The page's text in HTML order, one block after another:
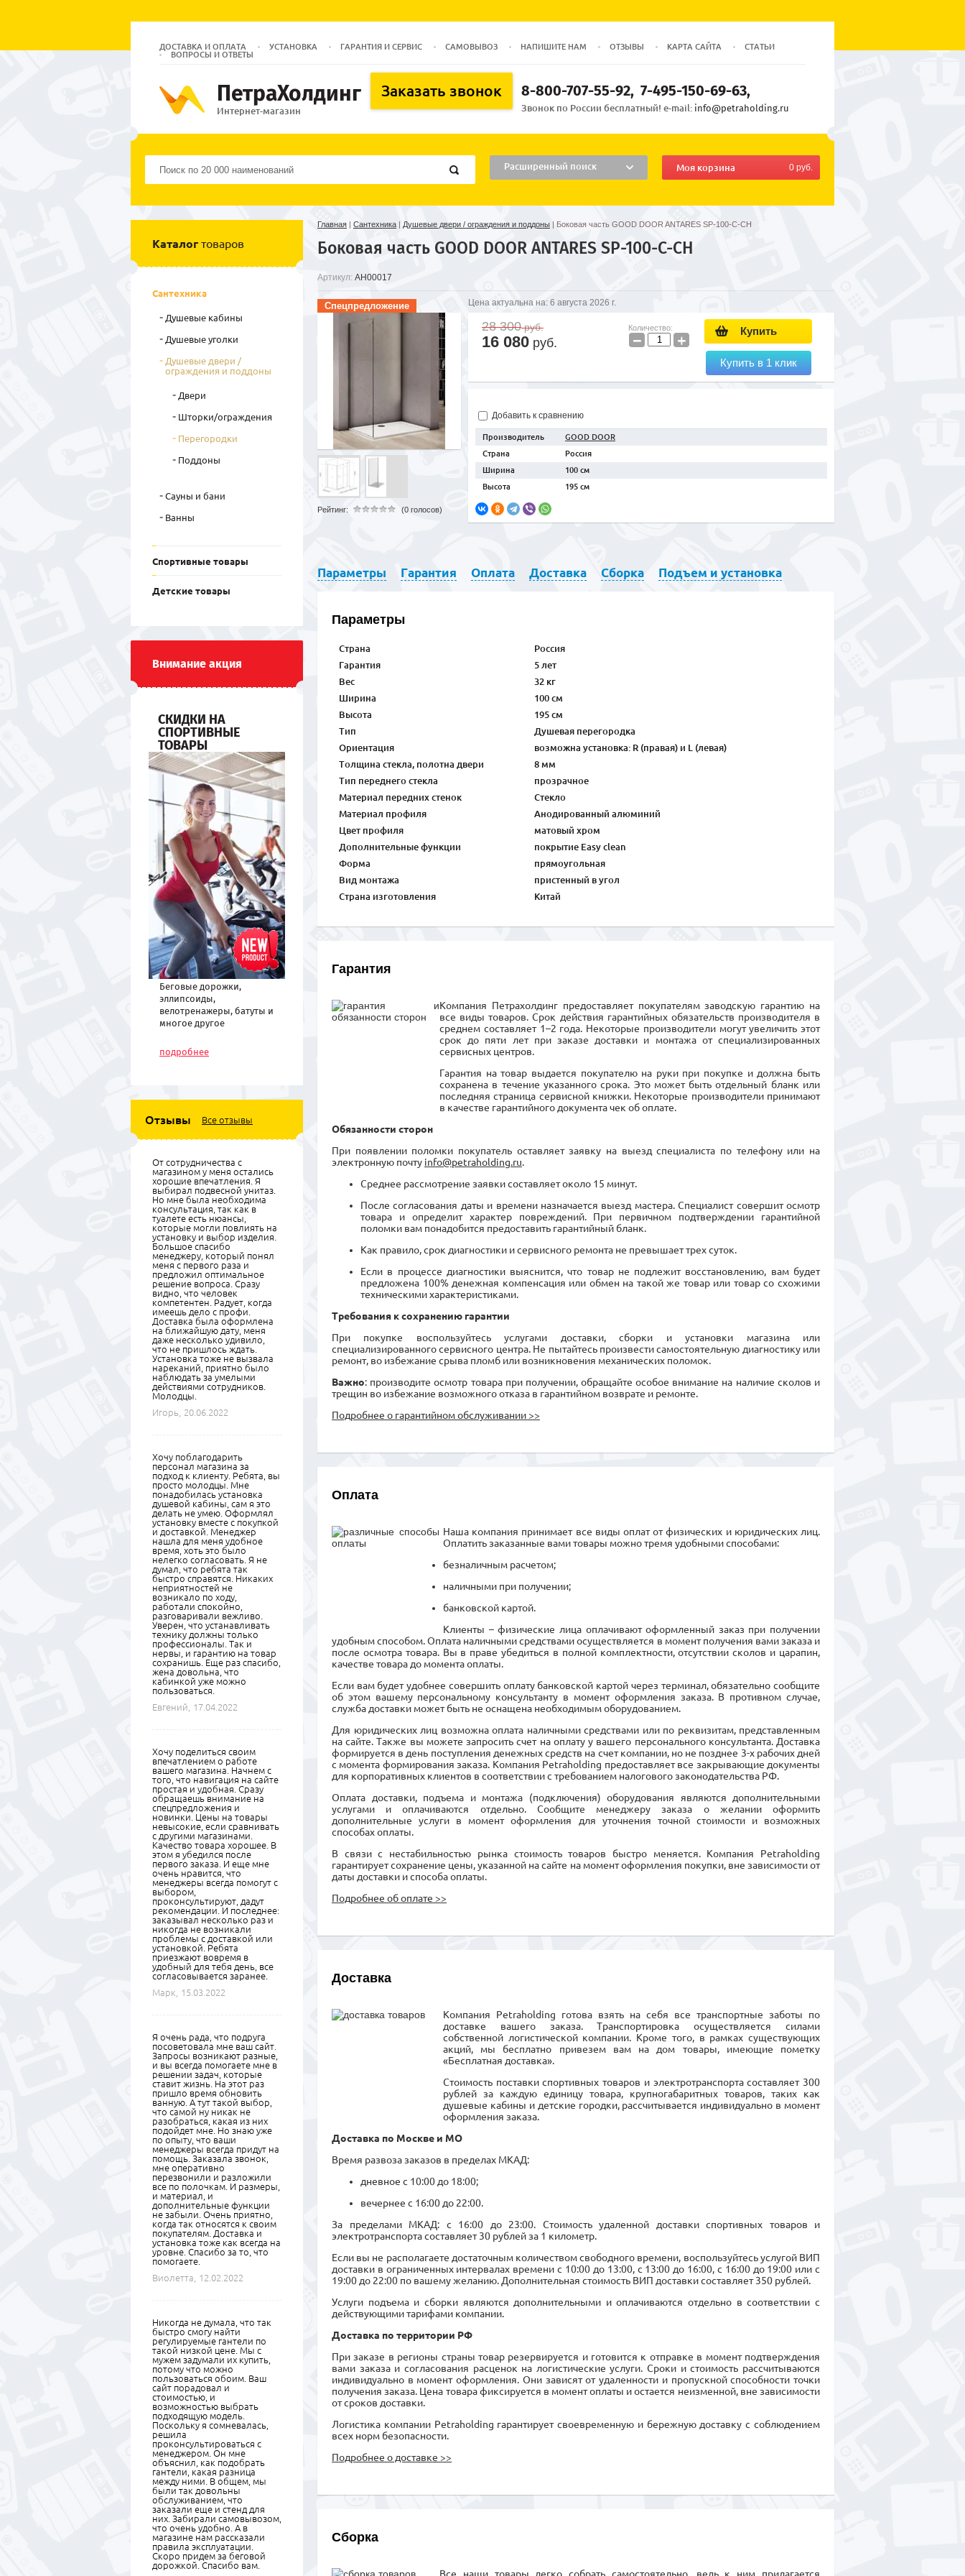
ДОСТАВКА И ОПЛАТА УСТАНОВКА ГАРАНТИЯ И СЕРВИС САМОВЫВОЗ НАПИШИТЕ НАМ ОТЗЫВЫ КАРТА САЙТА
СТАТЬИ
ВОПРОСЫ И ОТВЕТЫ
ПетраХолдинг
Интернет-магазин
Заказать звонок 8-800-707-55-92 7-495-150-69-63
Звонок по России бесплатный! e-mail: info@petraholding.ru
Расширенный поиск Моя корзина 0 руб.
Главная | Сантехника | Душевые двери / ограждения и поддоны | Боковая часть GOOD DOOR ANTARES SP-100-C-CH
Боковая часть GOOD DOOR ANTARES SP-100-C-CH
Артикул: АН00017
Спецпредложение
Рейтинг: (0 голосов)
Цена актуальна на: 6 августа 2026 г.
28 300руб.
16 080 руб.
Количество:
− + Купить
Купить в 1 клик
Добавить к сравнению
Производитель
GOOD DOOR
Страна
Россия
Ширина
100 см
Высота
195 см
Параметры Гарантия Оплата Доставка Сборка Подъем и установка
Параметры
Страна
Россия
Гарантия
5 лет
Вес
32 кг
Ширина
100 см
Высота
195 см
Тип
Душевая перегородка
Ориентация
возможна установка: R (правая) и L (левая)
Толщина стекла, полотна двери
8 мм
Тип переднего стекла
прозрачное
Материал передних стенок
Стекло
Материал профиля
Анодированный алюминий
Цвет профиля
матовый хром
Дополнительные функции
покрытие Easy clean
Форма
прямоугольная
Вид монтажа
пристенный в угол
Страна изготовления
Китай
Гарантия
Компания Петрахолдинг предоставляет покупателям заводскую гарантию на
все виды товаров. Срок действия гарантийных обязательств производителя в
среднем составляет 1–2 года. Некоторые производители могут увеличить этот
срок до пяти лет при заказе доставки и монтажа от специализированных
сервисных центров.
Гарантия на товар выдается покупателю на руки при покупке и должна быть
сохранена в течение указанного срока. Это может быть отдельный бланк или
последняя страница сервисной книжки. Некоторые производители принимают
в качестве гарантийного документа чек об оплате.
Обязанности сторон
При появлении поломки покупатель оставляет заявку на выезд специалиста по телефону или на
электронную почту info@petraholding.ru.
Среднее рассмотрение заявки составляет около 15 минут.
После согласования даты и времени назначается выезд мастера. Специалист совершит осмотр
товара и определит характер повреждений. При первичном подтверждении гарантийной
поломки вам понадобится предоставить гарантийный бланк.
Как правило, срок диагностики и сервисного ремонта не превышает трех суток.
Если в процессе диагностики выяснится, что товар не подлежит восстановлению, вам будет
предложена 100% денежная компенсация или обмен на такой же товар или товар со схожими
техническими характеристиками.
Требования к сохранению гарантии
При покупке воспользуйтесь услугами доставки, сборки и установки магазина или
специализированного сервисного центра. Не пытайтесь произвести самостоятельную диагностику или
ремонт, во избежание срыва пломб или возникновения механических поломок.
Важно: производите осмотр товара при получении, обращайте особое внимание на наличие сколов и
трещин во избежание возможного отказа в гарантийном возврате и ремонте.
Подробнее о гарантийном обслуживании >>
Оплата
Наша компания принимает все виды оплат от физических и юридических лиц.
Оплатить заказанные вами товары можно тремя удобными способами:
безналичным расчетом;
наличными при получении;
банковской картой.
Клиенты – физические лица оплачивают оформленный заказ при получении
удобным способом. Оплата наличными средствами осуществляется в момент получения вами заказа и
после осмотра товара. Вы в праве убедиться в полной комплектности, отсутствии сколов и царапин,
качестве товара до момента оплаты.
Если вам будет удобнее совершить оплату банковской картой через терминал, обязательно сообщите
об этом вашему персональному консультанту в момент оформления заказа. В противном случае,
служба доставки может быть не оснащена необходимым оборудованием.
Для юридических лиц возможна оплата наличными средствами или по реквизитам, представленным
на сайте. Также вы можете запросить счет на оплату у вашего персонального консультанта. Доставка
формируется в день поступления денежных средств на счет компании, но не позднее 3-х рабочих дней
с момента формирования заказа. Компания Petraholding предоставляет все закрывающие документы
для корпоративных клиентов в соответствии с требованием налогового законодательства РФ.
Оплата доставки, подъема и монтажа (подключения) оборудования являются дополнительными
услугами и оплачиваются отдельно. Сообщите менеджеру заказа о желании оформить
дополнительные услуги в момент оформления для уточнения точной стоимости и возможных
способах оплаты.
В связи с нестабильностью рынка стоимость товаров быстро меняется. Компания Petraholding
гарантирует сохранение цены, указанной на сайте на момент оформления покупки, вне зависимости от
даты доставки и способа оплаты.
Подробнее об оплате >>
Доставка
Компания Petraholding готова взять на себя все транспортные заботы по
доставке вашего заказа. Транспортировка осуществляется силами
собственной логистической компании. Кроме того, в рамках существующих
акций, мы бесплатно привезем вам на дом товары, имеющие пометку
«Бесплатная доставка».
Стоимость поставки спортивных товаров и электротранспорта составляет 300
рублей за каждую единицу товара, крупногабаритных товаров, таких как
душевые кабины и детские городки, рассчитывается индивидуально в момент
оформления заказа.
Доставка по Москве и МО
Время развоза заказов в пределах МКАД:
дневное с 10:00 до 18:00;
вечернее с 16:00 до 22:00.
За пределами МКАД: с 16:00 до 23:00. Стоимость удаленной доставки спортивных товаров и
электротранспорта составляет 30 рублей за 1 километр.
Если вы не располагаете достаточным количеством свободного времени, воспользуйтесь услугой ВИП
доставки в ограниченных интервалах времени с 10:00 до 13:00, с 13:00 до 16:00, с 16:00 до 19:00 или с
19:00 до 22:00 по вашему желанию. Дополнительная стоимость ВИП доставки составляет 350 рублей.
Услуги подъема и сборки являются дополнительными и оплачиваются отдельно в соответствии с
действующими тарифами компании.
Доставка по территории РФ
При заказе в регионы страны товар резервируется и готовится к отправке в момент подтверждения
вами заказа и согласования расценок на логистические услуги. Сроки и стоимость рассчитываются
индивидуально в момент оформления. Они зависят от удаленности и пропускной способности точки
получения заказа. Цена товара фиксируется в момент оплаты и остается неизменной, вне зависимости
от сроков доставки.
Логистика компании Petraholding гарантирует своевременную и бережную доставку с соблюдением
всех норм безопасности.
Подробнее о доставке >>
Сборка
Каталог товаров
Сантехника
Душевые кабины
Душевые уголки
Душевые двери /
ограждения и поддоны
Двери
Шторки/ограждения
Перегородки
Поддоны
Сауны и бани
Ванны
Спортивные товары
Детские товары
Внимание акция
СКИДКИ НА
СПОРТИВНЫЕ
ТОВАРЫ
Беговые дорожки,
эллипсоиды,
велотренажеры, батуты и
многое другое
оборудование по низким
ценам
подробнее
Отзывы Все отзывы
От сотрудничества с
магазином у меня остались
хорошие впечатления. Я
выбирал подвесной унитаз.
Но мне была необходима
консультация, так как в
туалете есть нюансы,
которые могли повлиять на
установку и выбор изделия.
Большое спасибо
менеджеру, который понял
меня с первого раза и
предложил оптимальное
решение вопроса. Сразу
видно, что человек
компетентен. Радует, когда
имеешь дело с профи.
Доставка была оформлена
на ближайшую дату, меня
даже несколько удивило,
что не пришлось ждать.
Установка тоже не вызвала
нареканий, приятно было
наблюдать за умелыми
действиями сотрудников.
Молодцы.
Игорь,
20.06.2022
Хочу поблагодарить
персонал магазина за
подход к клиенту. Ребята, вы
просто молодцы. Мне
понадобилась установка
душевой кабины, сам я это
делать не умею. Оформлял
установку вместе с покупкой
и доставкой. Менеджер
нашла для меня удобное
время, хоть это было
нелегко согласовать. Я не
думал, что ребята так
быстро справятся. Никаких
неприятностей не
возникало по ходу,
работали спокойно,
разговаривали вежливо.
Уверен, что устанавливать
технику должны только
профессионалы. Так и
нервы, и гарантию на товар
сохранишь. Еще раз спасибо,
жена довольна, что
кабинкой уже можно
пользоваться.
Евгений,
17.04.2022
Хочу поделиться своим
впечатлением о работе
вашего магазина. Начнем с
того, что навигация на сайте
простая и удобная. Сразу
обращаешь внимание на
спецпредложения и
новинки. Цены на товары
невысокие, если сравнивать
с другими магазинами.
Качество товара хорошее. В
этом я убедился после
первого заказа. И еще мне
очень нравится, что
менеджеры всегда помогут с
выбором,
проконсультируют, дадут
рекомендации. И последнее:
заказывал несколько раз и
никогда не возникали
проблемы с доставкой или
установкой. Ребята
приезжают вовремя в
удобный для тебя день, все
согласовывается заранее.
Марк,
15.03.2022
Я очень рада, что подруга
посоветовала мне ваш сайт.
Запросы возникают разные,
и вы всегда помогаете мне в
решении задач, которые
ставит жизнь. На этот раз
пришло время обновить
ванную. А тут такой выбор,
что самой ну никак не
разобраться, какая из них
подойдет мне. Но знаю уже
по опыту, что ваши
менеджеры всегда придут на
помощь. Заказала звонок,
мне оперативно
перезвонили и разложили
все по полочкам. И размеры,
и материал, и
дополнительные функции
не забыли. Очень приятно,
когда так относятся к своим
покупателям. Доставка и
установка тоже как всегда на
уровне. Спасибо за то, что
помогаете.
Виолетта,
12.02.2022
Никогда не думала, что так
быстро смогу найти
регулируемые гантели по
такой низкой цене. Мы с
мужем задумали их купить,
потому что можно
пользоваться обоим. Ваш
сайт порадовал и
стоимостью, и
возможностью выбрать
подходящую модель.
Поскольку я сомневалась,
решила
проконсультироваться с
менеджером. Он мне
объяснил, как подобрать
гантели, какая разница
между ними. В общем, мы
были так довольны
обслуживанием, что
заказали еще и стенд для
них. Забирали самовывозом,
что очень удобно. А в
магазине нам рассказали
правила эксплуатации.
Скоро придем за беговой
дорожкой. Спасибо вам.